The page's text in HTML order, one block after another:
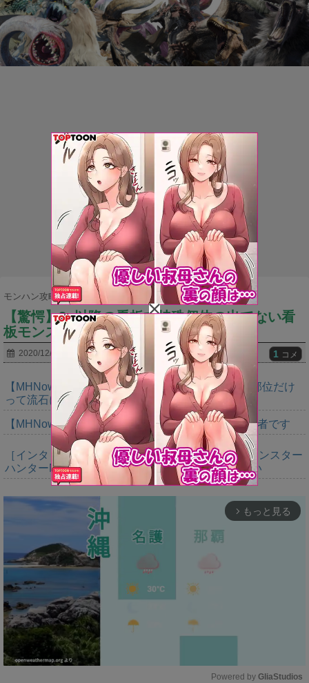
モンハン攻略まとめ隊 > モンスター
【驚愕】3g以降の看板で特殊個体の出てない看
板モンスがいるってマジ？
2020/12/10 1 コメ
【MHNow】150回は錬成してダブルインパクト２部位だけ
って流石に泣けてくる
【MHNow】週間1000は上積みの上積みなんで異常者です
［インタビュー］距離を超えて，一緒に狩る。「モンスター
ハンターNow」の新機能 フレンドリンク開発の狙い
arrow_forward_ios もっと見る
Powered by GliaStudios